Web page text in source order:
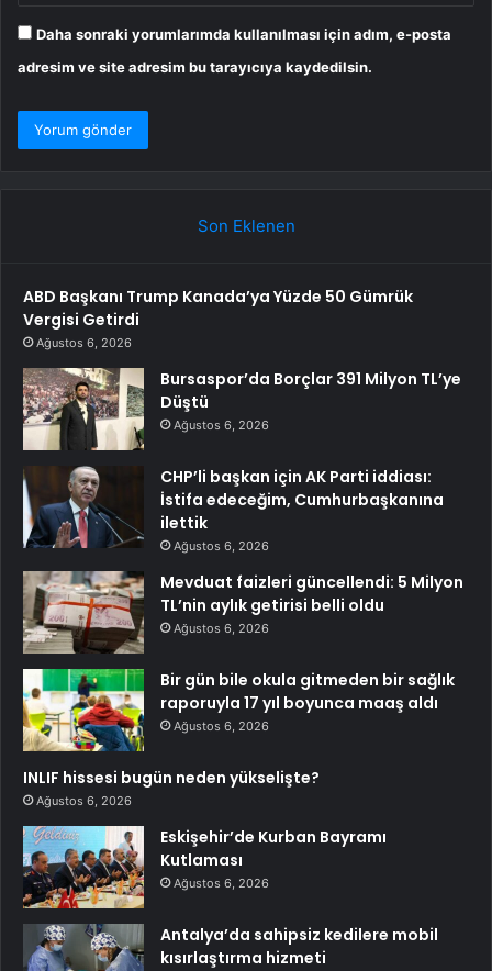
Daha sonraki yorumlarımda kullanılması için adım, e-posta
adresim ve site adresim bu tarayıcıya kaydedilsin.
Son Eklenen
ABD Başkanı Trump Kanada’ya Yüzde 50 Gümrük
Vergisi Getirdi
Ağustos 6, 2026
Bursaspor’da Borçlar 391 Milyon TL’ye
Düştü
Ağustos 6, 2026
CHP’li başkan için AK Parti iddiası:
İstifa edeceğim, Cumhurbaşkanına
ilettik
Ağustos 6, 2026
Mevduat faizleri güncellendi: 5 Milyon
TL’nin aylık getirisi belli oldu
Ağustos 6, 2026
Bir gün bile okula gitmeden bir sağlık
raporuyla 17 yıl boyunca maaş aldı
Ağustos 6, 2026
INLIF hissesi bugün neden yükselişte?
Ağustos 6, 2026
Eskişehir’de Kurban Bayramı
Kutlaması
Ağustos 6, 2026
Antalya’da sahipsiz kedilere mobil
kısırlaştırma hizmeti